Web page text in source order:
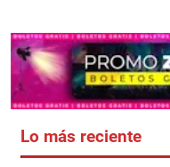
Lo más reciente